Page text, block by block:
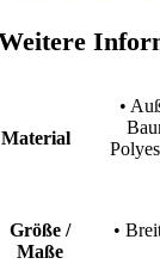
Material
•
Größe /
Maße
•